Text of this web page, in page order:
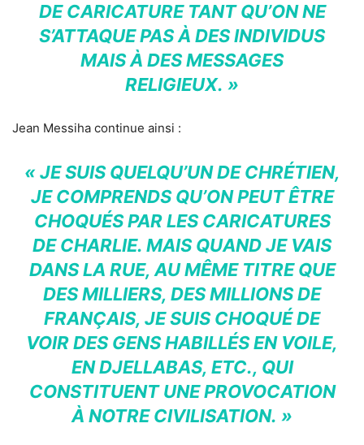
DE CARICATURE TANT QU’ON NE
S’ATTAQUE PAS À DES INDIVIDUS
MAIS À DES MESSAGES
RELIGIEUX. »
Jean Messiha continue ainsi :
« JE SUIS QUELQU’UN DE CHRÉTIEN,
JE COMPRENDS QU’ON PEUT ÊTRE
CHOQUÉS PAR LES CARICATURES
DE CHARLIE. MAIS QUAND JE VAIS
DANS LA RUE, AU MÊME TITRE QUE
DES MILLIERS, DES MILLIONS DE
FRANÇAIS, JE SUIS CHOQUÉ DE
VOIR DES GENS HABILLÉS EN VOILE,
EN DJELLABAS, ETC., QUI
CONSTITUENT UNE PROVOCATION
À NOTRE CIVILISATION. »